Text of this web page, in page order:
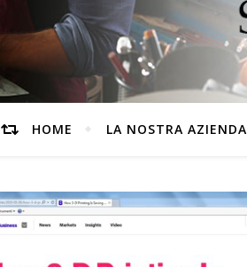
HOME LA NOSTRA AZIENDA